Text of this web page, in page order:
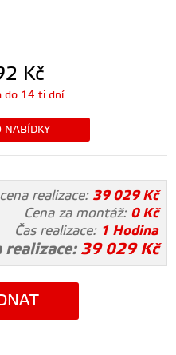
Kč
do 14 ti dní
NABÍDKY
realizace: 39 029Kč
Cena za montáž: 0Kč
Čas realizace: 1 Hodina
realizace: 39 029Kč